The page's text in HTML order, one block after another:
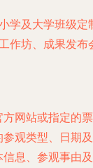
学及大学班级定
作坊、成果发布
网站或指定的票
观类型、日期及
息、参观事由及